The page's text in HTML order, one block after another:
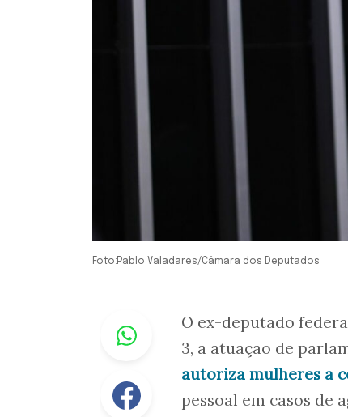
Foto:Pablo Valadares/Câmara dos Deputados
Whastapp
Facebook
O ex-deputado
3, a atuação de
autoriza mulheres a
pessoal em casos de